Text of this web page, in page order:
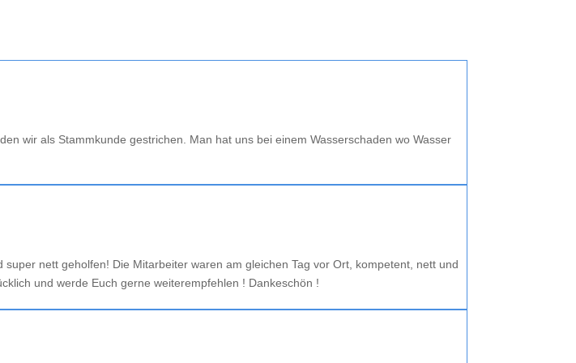
wir als Stammkunde gestrichen. Man hat uns bei einem Wasserschaden wo Wasser
nett geholfen! Die Mitarbeiter waren am gleichen Tag vor Ort, kompetent, nett und
und werde Euch gerne weiterempfehlen ! Dankeschön !